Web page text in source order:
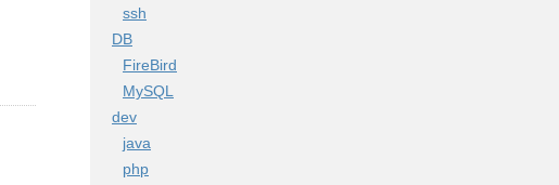
ssh
DB
FireBird
MySQL
dev
java
php